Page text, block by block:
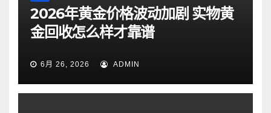
2026年黄金价格波动加剧 实物黄
金回收怎么样才靠谱
6月 26, 2026 ADMIN